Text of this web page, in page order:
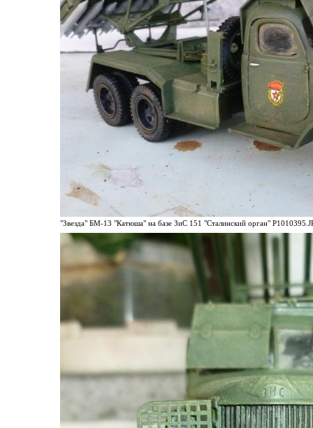
"Звезда" БМ-13 "Катюша" на базе ЗиС 151 "Сталинский орган"